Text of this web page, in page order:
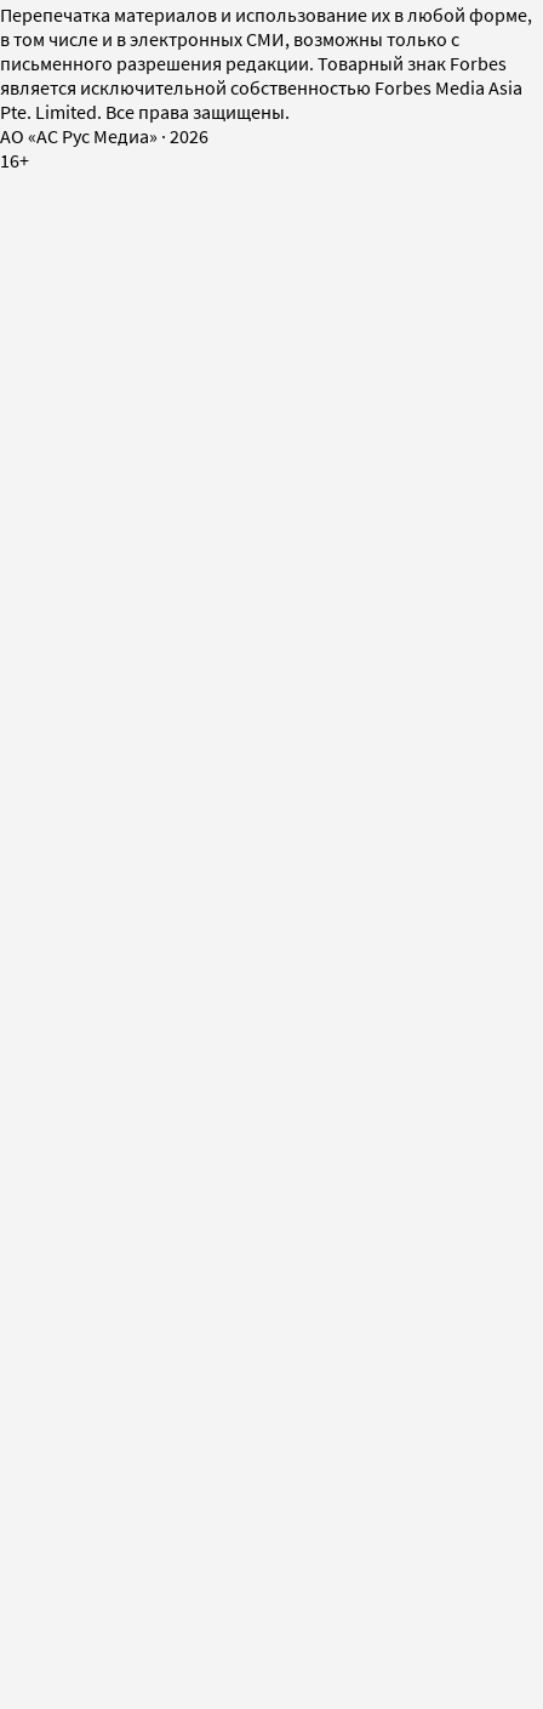
Перепечатка материалов и использование их в любой форме,
в том числе и в электронных СМИ, возможны только с
письменного разрешения редакции. Товарный знак Forbes
является исключительной собственностью Forbes Media Asia
Pte. Limited. Все права защищены.
AO «АС Рус Медиа» · 2026
16+